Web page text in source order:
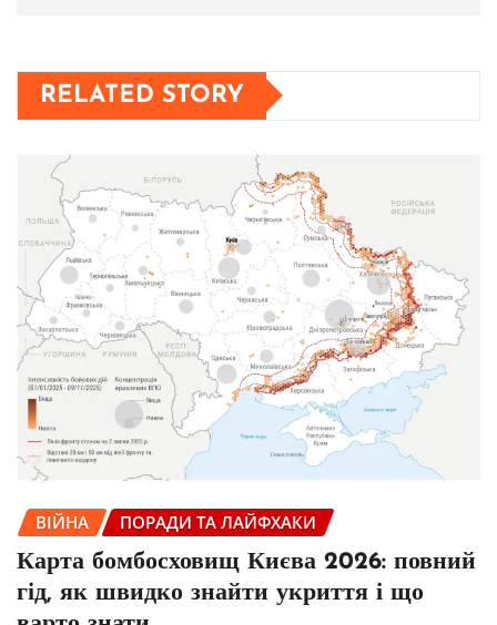
RELATED STORY
ВІЙНА ПОРАДИ ТА ЛАЙФХАКИ
Карта бомбосховищ Києва 2026: повний
гід, як швидко знайти укриття і що